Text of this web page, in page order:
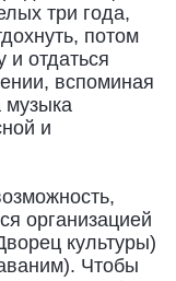
три года,
потом
отдаться
вспоминая
музыка
и
организацией
культуры)
Чтобы